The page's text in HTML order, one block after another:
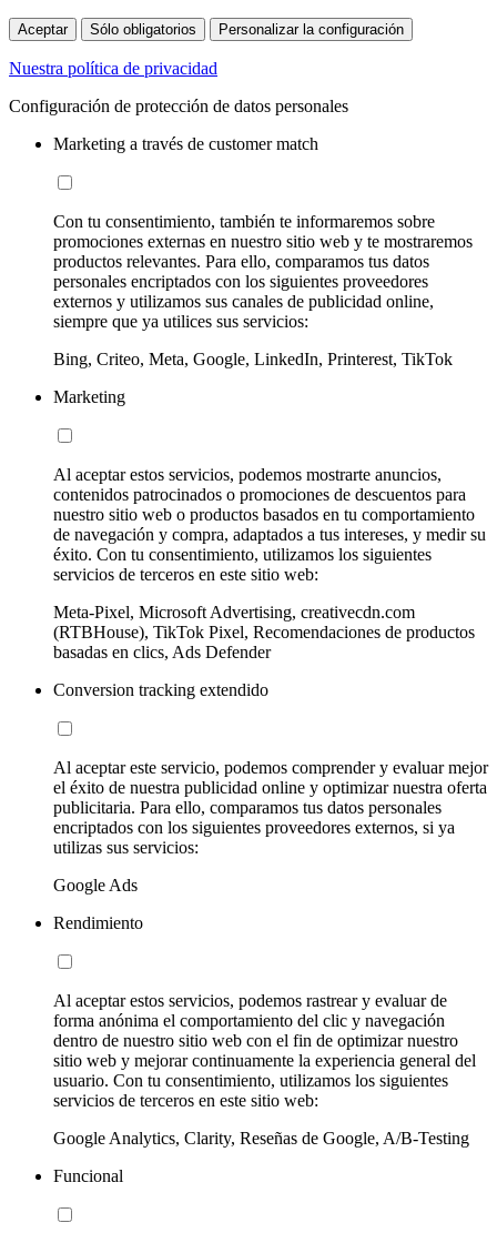
Aceptar Sólo obligatorios Personalizar la configuración
Nuestra política de privacidad
Configuración de protección de datos personales
Marketing a través de customer match
Con tu consentimiento, también te informaremos sobre
promociones externas en nuestro sitio web y te mostraremos
productos relevantes. Para ello, comparamos tus datos
personales encriptados con los siguientes proveedores
externos y utilizamos sus canales de publicidad online,
siempre que ya utilices sus servicios:
Bing, Criteo, Meta, Google, LinkedIn, Printerest, TikTok
Marketing
Al aceptar estos servicios, podemos mostrarte anuncios,
contenidos patrocinados o promociones de descuentos para
nuestro sitio web o productos basados en tu comportamiento
de navegación y compra, adaptados a tus intereses, y medir su
éxito. Con tu consentimiento, utilizamos los siguientes
servicios de terceros en este sitio web:
Meta-Pixel, Microsoft Advertising, creativecdn.com
(RTBHouse), TikTok Pixel, Recomendaciones de productos
basadas en clics, Ads Defender
Conversion tracking extendido
Al aceptar este servicio, podemos comprender y evaluar mejor
el éxito de nuestra publicidad online y optimizar nuestra oferta
publicitaria. Para ello, comparamos tus datos personales
encriptados con los siguientes proveedores externos, si ya
utilizas sus servicios:
Google Ads
Rendimiento
Al aceptar estos servicios, podemos rastrear y evaluar de
forma anónima el comportamiento del clic y navegación
dentro de nuestro sitio web con el fin de optimizar nuestro
sitio web y mejorar continuamente la experiencia general del
usuario. Con tu consentimiento, utilizamos los siguientes
servicios de terceros en este sitio web:
Google Analytics, Clarity, Reseñas de Google, A/B-Testing
Funcional